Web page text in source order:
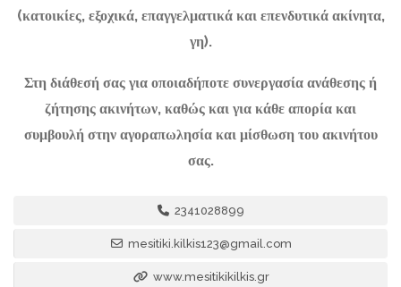
(κατοικίες, εξοχικά, επαγγελματικά και επενδυτικά ακίνητα,
γη).
Στη διάθεσή σας για οποιαδήποτε συνεργασία ανάθεσης ή
ζήτησης ακινήτων, καθώς και για κάθε απορία και
συμβουλή στην αγοραπωλησία και μίσθωση του ακινήτου
σας.
2341028899
mesitiki.kilkis123@gmail.com
www.mesitikikilkis.gr